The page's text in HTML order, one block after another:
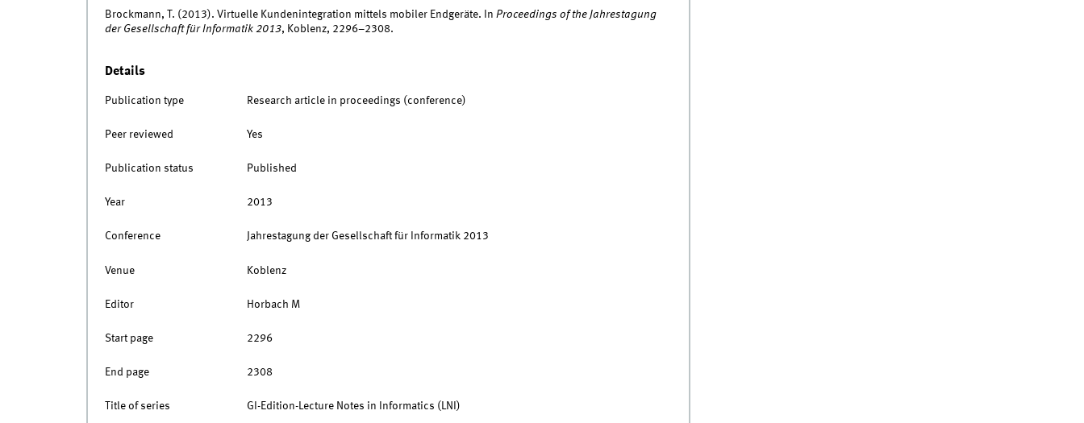
Brockmann, T. (2013). Virtuelle Kundenintegration mittels mobiler Endgeräte. In Proceedings of the Jahrestagung
der Gesellschaft für Informatik 2013, Koblenz, 2296–2308.
Details
Publication type Research article in proceedings (conference)
Peer reviewed Yes
Publication status Published
Year 2013
Conference Jahrestagung der Gesellschaft für Informatik 2013
Venue Koblenz
Editor Horbach M
Start page 2296
End page 2308
Title of series GI-Edition-Lecture Notes in Informatics (LNI)